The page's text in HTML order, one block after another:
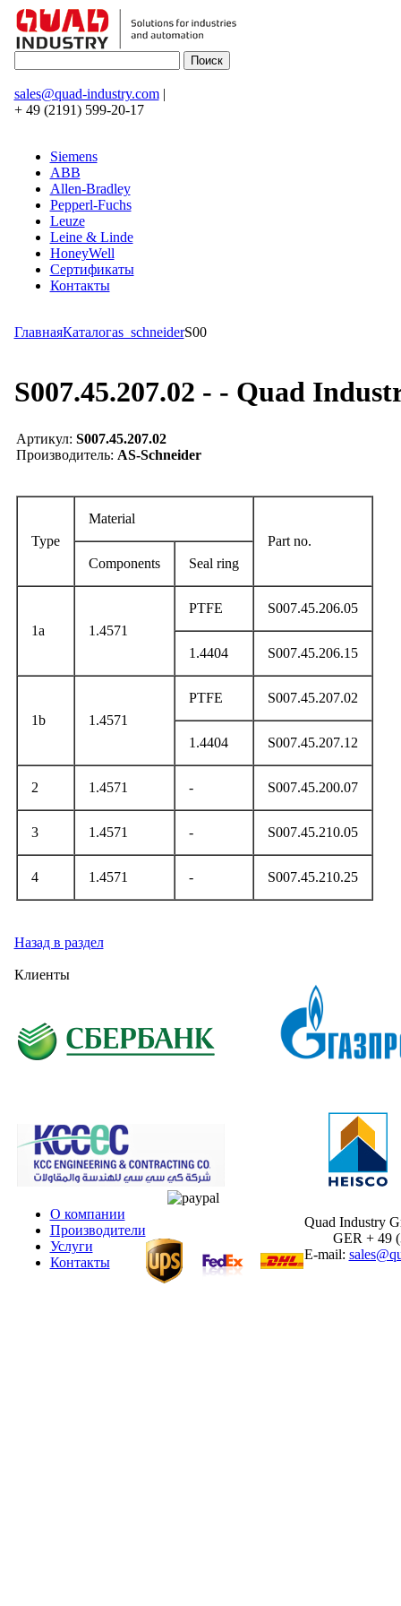
sales@quad-industry.com|
+ 49 (2191) 599-20-17
Siemens
ABB
Allen-Bradley
Pepperl-Fuchs
Leuze
Leine & Linde
HoneyWell
Сертификаты
Контакты
ГлавнаяКаталогas_schneiderS00
S007.45.207.02 - - Quad
Артикул: S007.45.207.02
Производитель: AS-Schneider
Type
Material
Part no.
Components
Seal ring
1a 1.4571
PTFE S007.45.206.05
1.4404 S007.45.206.15
1b 1.4571
PTFE S007.45.207.02
1.4404 S007.45.207.12
2 1.4571 - S007.45.200.07
3 1.4571 - S007.45.210.05
4 1.4571 - S007.45.210.25
Назад в раздел
Клиенты
О компании
Производители
Услуги
Контакты
Quad Industry
GER + 49
E-mail: